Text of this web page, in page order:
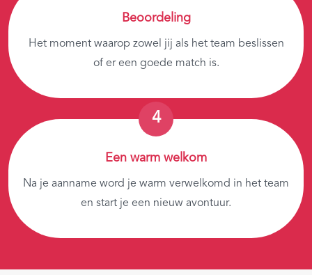
Beoordeling
Het moment waarop zowel jij als het team beslissen
of er een goede match is.
Een warm welkom
Na je aanname word je warm verwelkomd in het team
en start je een nieuw avontuur.